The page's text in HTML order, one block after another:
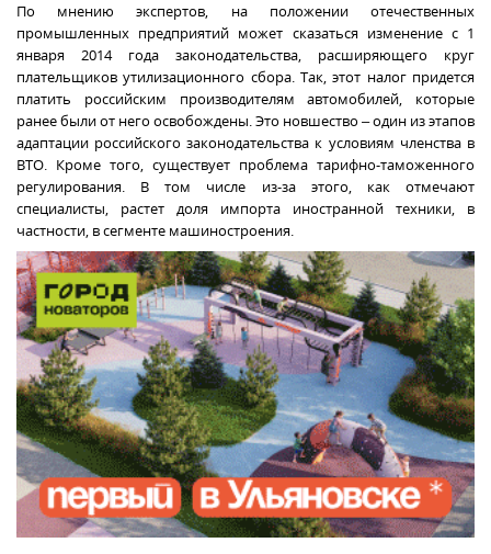
По мнению экспертов, на положении отечественных
промышленных предприятий может сказаться изменение с 1
января 2014 года законодательства, расширяющего круг
плательщиков утилизационного сбора. Так, этот налог придется
платить российским производителям автомобилей, которые
ранее были от него освобождены. Это новшество – один из этапов
адаптации российского законодательства к условиям членства в
ВТО. Кроме того, существует проблема тарифно-таможенного
регулирования. В том числе из-за этого, как отмечают
специалисты, растет доля импорта иностранной техники, в
частности, в сегменте машиностроения.